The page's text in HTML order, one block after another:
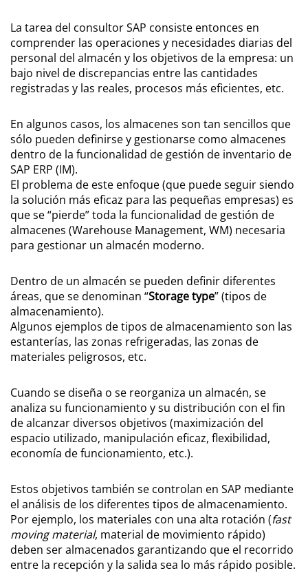
La tarea del consultor SAP consiste entonces en
comprender las operaciones y necesidades diarias del
personal del almacén y los objetivos de la empresa: un
bajo nivel de discrepancias entre las cantidades
registradas y las reales, procesos más eficientes, etc.
En algunos casos, los almacenes son tan sencillos que
sólo pueden definirse y gestionarse como almacenes
dentro de la funcionalidad de gestión de inventario de
SAP ERP (IM).
El problema de este enfoque (que puede seguir siendo
la solución más eficaz para las pequeñas empresas) es
que se “pierde” toda la funcionalidad de gestión de
almacenes (Warehouse Management, WM) necesaria
para gestionar un almacén moderno.
Dentro de un almacén se pueden definir diferentes
áreas, que se denominan “Storage type” (tipos de
almacenamiento).
Algunos ejemplos de tipos de almacenamiento son las
estanterías, las zonas refrigeradas, las zonas de
materiales peligrosos, etc.
Cuando se diseña o se reorganiza un almacén, se
analiza su funcionamiento y su distribución con el fin
de alcanzar diversos objetivos (maximización del
espacio utilizado, manipulación eficaz, flexibilidad,
economía de funcionamiento, etc.).
Estos objetivos también se controlan en SAP mediante
el análisis de los diferentes tipos de almacenamiento.
Por ejemplo, los materiales con una alta rotación (fast
moving material, material de movimiento rápido)
deben ser almacenados garantizando que el recorrido
entre la recepción y la salida sea lo más rápido posible.